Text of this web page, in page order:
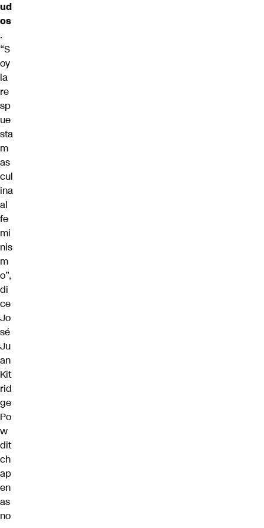
ud
os
.
“S
oy
la
re
sp
ue
sta
m
as
cul
ina
al
fe
mi
nis
m
o”,
di
ce
Jo
sé
Ju
an
Kit
rid
ge
Po
w
dit
ch
ap
en
as
no